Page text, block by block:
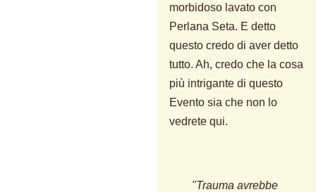
morbidoso lavato con
Perlana Seta. E detto
questo credo di aver detto
tutto. Ah, credo che la cosa
più intrigante di questo
Evento sia che non lo
vedrete qui.
"Trauma avrebbe